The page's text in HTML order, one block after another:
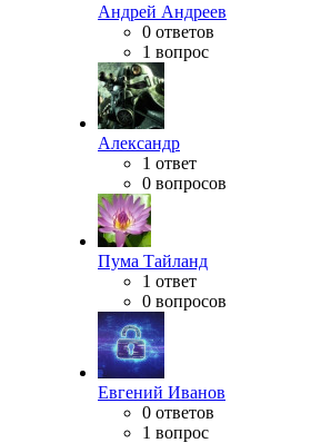
Андрей Андреев
0 ответов
1 вопрос
Александр
1 ответ
0 вопросов
Пума Тайланд
1 ответ
0 вопросов
Евгений Иванов
0 ответов
1 вопрос